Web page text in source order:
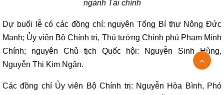
ngành Tài chính
Dự buổi lễ có các đồng chí: nguyên Tổng Bí thư Nông Đức
Mạnh; Ủy viên Bộ Chính trị, Thủ tướng Chính phủ Phạm Minh
Chính; nguyên Chủ tịch Quốc hội: Nguyễn Sinh Hùng,
Nguyễn Thị Kim Ngân.
Các đồng chí Ủy viên Bộ Chính trị: Nguyễn Hòa Bình, Phó